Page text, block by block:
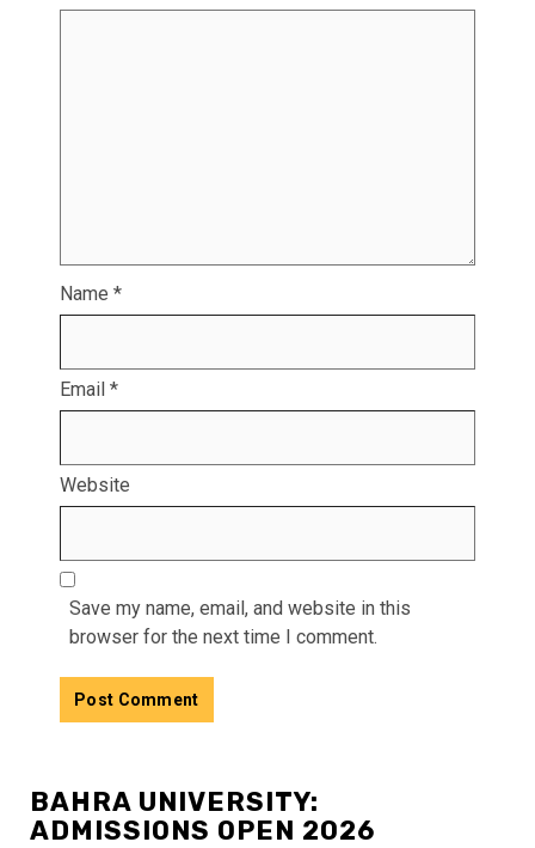
Name *
Email *
Website
Save my name, email, and website in this
browser for the next time I comment.
BAHRA UNIVERSITY:
ADMISSIONS OPEN 2026